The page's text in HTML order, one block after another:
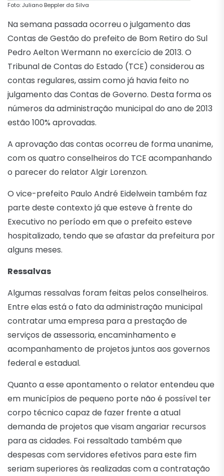
Foto: Juliano Beppler da Silva
Na semana passada ocorreu o julgamento das
Contas de Gestão do prefeito de Bom Retiro do Sul
Pedro Aelton Wermann no exercício de 2013. O
Tribunal de Contas do Estado (TCE) considerou as
contas regulares, assim como já havia feito no
julgamento das Contas de Governo. Desta forma os
números da administração municipal do ano de 2013
estão 100% aprovadas.
A aprovação das contas ocorreu de forma unanime,
com os quatro conselheiros do TCE acompanhando
o parecer do relator Algir Lorenzon.
O vice-prefeito Paulo André Eidelwein também faz
parte deste contexto já que esteve à frente do
Executivo no período em que o prefeito esteve
hospitalizado, tendo que se afastar da prefeitura por
alguns meses.
Ressalvas
Algumas ressalvas foram feitas pelos conselheiros.
Entre elas está o fato da administração municipal
contratar uma empresa para a prestação de
serviços de assessoria, encaminhamento e
acompanhamento de projetos juntos aos governos
federal e estadual.
Quanto a esse apontamento o relator entendeu que
em municípios de pequeno porte não é possível ter
corpo técnico capaz de fazer frente a atual
demanda de projetos que visam angariar recursos
para as cidades. Foi ressaltado também que
despesas com servidores efetivos para este fim
seriam superiores às realizadas com a contratação